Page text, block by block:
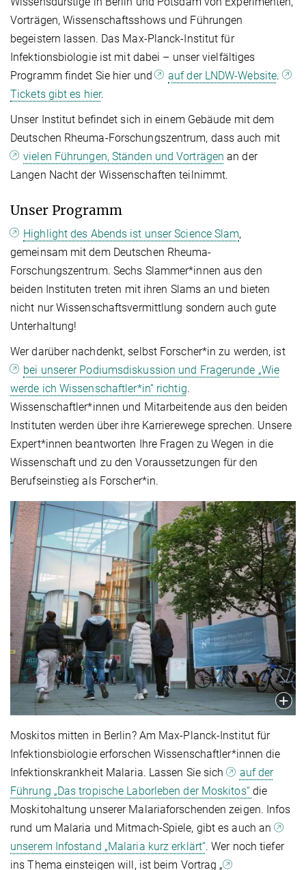
Vorträgen, Wissenschaftsshows und Führungen
begeistern lassen. Das Max-Planck-Institut für
Infektionsbiologie ist mit dabei – unser vielfältiges
Programm findet Sie hier und
auf der LNDW-Website.
Tickets gibt es hier.
Unser Institut befindet sich in einem Gebäude mit dem
Deutschen Rheuma-Forschungszentrum, dass auch mit
vielen Führungen, Ständen und Vorträgen an der
Langen Nacht der Wissenschaften teilnimmt.
Unser Programm
Highlight des Abends ist unser Science Slam,
gemeinsam mit dem Deutschen Rheuma-
Forschungszentrum. Sechs Slammer*innen aus den
beiden Instituten treten mit ihren Slams an und bieten
nicht nur Wissenschaftsvermittlung sondern auch gute
Unterhaltung!
Wer darüber nachdenkt, selbst Forscher*in zu werden, ist
bei unserer Podiumsdiskussion und Fragerunde „Wie
werde ich Wissenschaftler*in“ richtig.
Wissenschaftler*innen und Mitarbeitende aus den beiden
Instituten werden über ihre Karrierewege sprechen. Unsere
Expert*innen beantworten Ihre Fragen zu Wegen in die
Wissenschaft und zu den Voraussetzungen für den
Berufseinstieg als Forscher*in.
Moskitos mitten in Berlin? Am Max-Planck-Institut für
Infektionsbiologie erforschen Wissenschaftler*innen die
Infektionskrankheit Malaria. Lassen Sie sich
auf der
Führung „Das tropische Laborleben der Moskitos“ die
Moskitohaltung unserer Malariaforschenden zeigen. Infos
rund um Malaria und Mitmach-Spiele, gibt es auch an
unserem Infostand „Malaria kurz erklärt“. Wer noch tiefer
ins Thema einsteigen will, ist beim Vortrag „